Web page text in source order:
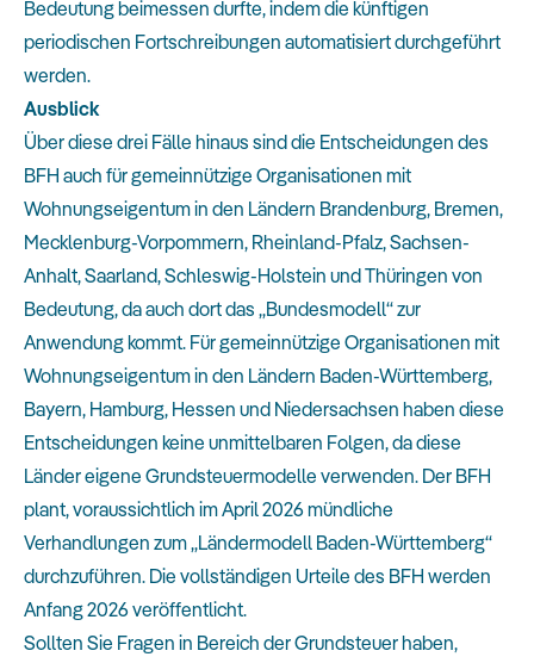
Bedeutung beimessen durfte, indem die künftigen
periodischen Fortschreibungen automatisiert durchgeführt
werden.
Ausblick
Über diese drei Fälle hinaus sind die Entscheidungen des
BFH auch für gemeinnützige Organisationen mit
Wohnungseigentum in den Ländern Brandenburg, Bremen,
Mecklenburg-Vorpommern, Rheinland-Pfalz, Sachsen-
Anhalt, Saarland, Schleswig-Holstein und Thüringen von
Bedeutung, da auch dort das „Bundesmodell“ zur
Anwendung kommt. Für gemeinnützige Organisationen mit
Wohnungseigentum in den Ländern Baden-Württemberg,
Bayern, Hamburg, Hessen und Niedersachsen haben diese
Entscheidungen keine unmittelbaren Folgen, da diese
Länder eigene Grundsteuermodelle verwenden. Der BFH
plant, voraussichtlich im April 2026 mündliche
Verhandlungen zum „Ländermodell Baden-Württemberg“
durchzuführen. Die vollständigen Urteile des BFH werden
Anfang 2026 veröffentlicht.
Sollten Sie Fragen in Bereich der Grundsteuer haben,